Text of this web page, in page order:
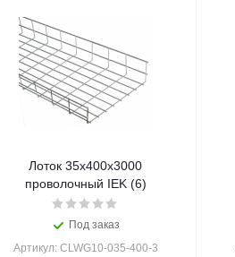
Лоток 35х400х3000
проволочный IEK (6)
Под заказ
Артикул: CLWG10-035-400-3